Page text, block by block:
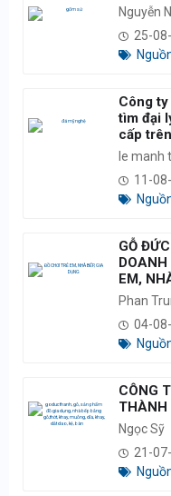
Nguyễn
25-
Công
tìm đại
cấp
le manh
11-
GỖ
EM,
Phan
04-
CÔNG
THÀNH
Ngọc Sỹ
21-